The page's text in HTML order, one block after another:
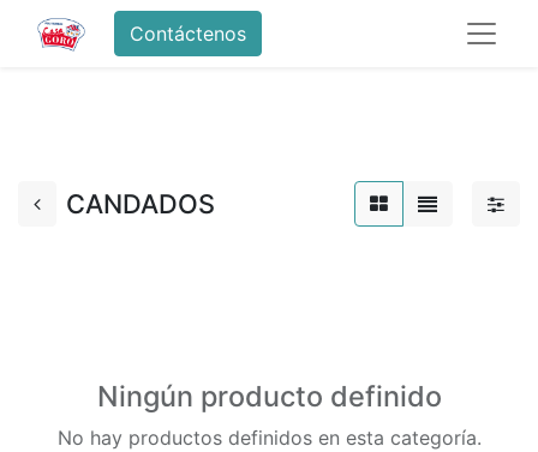
Contáctenos
CANDADOS
Ningún producto definido
No hay productos definidos en esta categoría.